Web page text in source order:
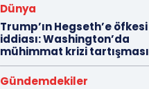
Dünya
Trump’ın Hegseth’e öfkesi
iddiası: Washington’da
mühimmat krizi tartışması
Gündemdekiler